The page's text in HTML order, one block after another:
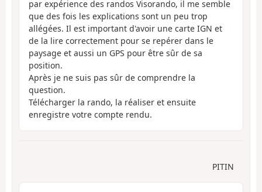
par expérience des randos Visorando, il me semble
que des fois les explications sont un peu trop
allégées. Il est important d'avoir une carte IGN et
de la lire correctement pour se repérer dans le
paysage et aussi un GPS pour être sûr de sa
position.
Après je ne suis pas sûr de comprendre la
question.
Télécharger la rando, la réaliser et ensuite
enregistre votre compte rendu.
PITIN